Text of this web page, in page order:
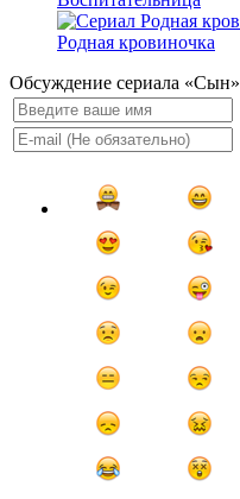
Родная кровиночка
Обсуждение сериала «Сын»